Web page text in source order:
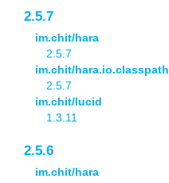
2.5.7
im.chit/hara
2.5.7
im.chit/hara.io.classpath
2.5.7
im.chit/lucid
1.3.11
2.5.6
im.chit/hara